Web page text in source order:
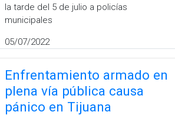
la tarde del 5 de julio a policías
municipales
05/07/2022
Enfrentamiento armado en
plena vía pública causa
pánico en Tijuana